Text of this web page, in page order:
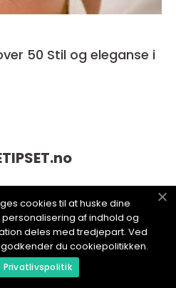
i
no
cookies til at huske dine
af indhold og
deles med tredjepart. Ved
du cookiepolitikken.
Privatlivspolitik